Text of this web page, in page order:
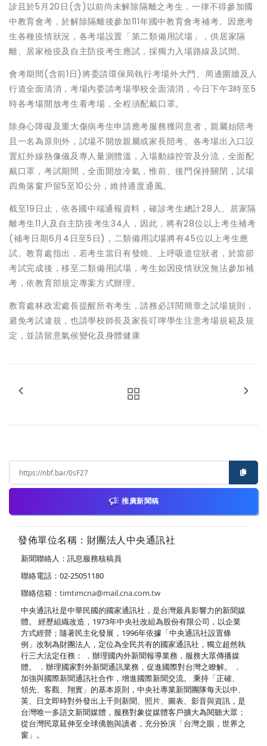
診且於5月20日(含)以前尚未解除隔離之考生，一律不得參加國
中教育會考，於解除隔離後參加111年國中教育會考補考。因應考
生各種疫情狀況，各考場設置「第二類備用試場」，供居家隔
離、居家檢疫及自主防疫考生應試，採獨力入場路線及試間。
會考期間(含前1日)將委請環保局執行考場外大門、周邊圍牆及人
行道全面清消，考場內委請考場學校全面清消，今日下午3時至5
時各考場開放考生看考場，全程須配戴口罩。
除身心障礙及重大傷病考生申請應考服務獲同意者，親屬始陪考
且一名為原則外，試場不開放親屬或家長陪考。各考場出入口設
置紅外線熱像儀及專人量測體溫，入場動線控管及分流，全面配
戴口罩，考試期間，全面開放冷氣，惟前、後門保持關閉，試場
四角落窗戶留5至10公分，維持適度通風。
截至19日止，依各國中端通報資料，確診考生總計28人、居家隔
離考生11人及自主防疫考生34人，因此，將有28位以上考生補考
(補考日期6月4日至5日)，二類備用試場將有45位以上考生應
試。教育處指出，若考生當日有發燒、上呼吸道症狀者，於當節
考試完成後，移至二類備用試場，考生如因疫情狀況無法參加補
考，依教育部規定專案方式辦理。
教育處林政宏處長提醒所有考生，請務必詳閱簡章之試場規則，
避免考試違規，也請學校師長及家長叮嚀學生注意考場規範及規
定，並請留意氣侯變化及身體健康
推廣新聞稿
發佈單位名稱：財團法人中央通訊社
新聞聯絡人：訊息服務核稿員
聯絡電話：02-25051180
聯絡信箱： timtimcna@mail.cna.com.tw
中央通訊社是中華民國的國家通訊社，是台灣最具影響力的新聞媒
體。 經歷組織改造，1973年中央社改組為股份有限公司，以企業
方式經營；隨著民主化發展，1996年依據「中央通訊社設置條
例」改制為財團法人，定位為全民共有的國家通訊社，獨立超然執
行三大法定任務： ．辦理國內外新聞報導業務，服務大眾傳播媒
體。 ．辦理國家對外新聞通訊業務，促進國際對台灣之瞭解。 ．
加強與國際新聞通訊社合作，增進國際新聞交流。 秉持「正確、
領先、客觀、翔實」的基本原則，中央社專業新聞團隊每天以中、
英、日文即時對外發出上千則新聞、照片、圖表、影音與資訊，是
台灣唯一多語文新聞媒體，服務對象從媒體客戶擴大為閱聽大眾；
從台灣民眾延伸至全球僑胞與讀者，充分扮演「台灣之眼，世界之
窗」。